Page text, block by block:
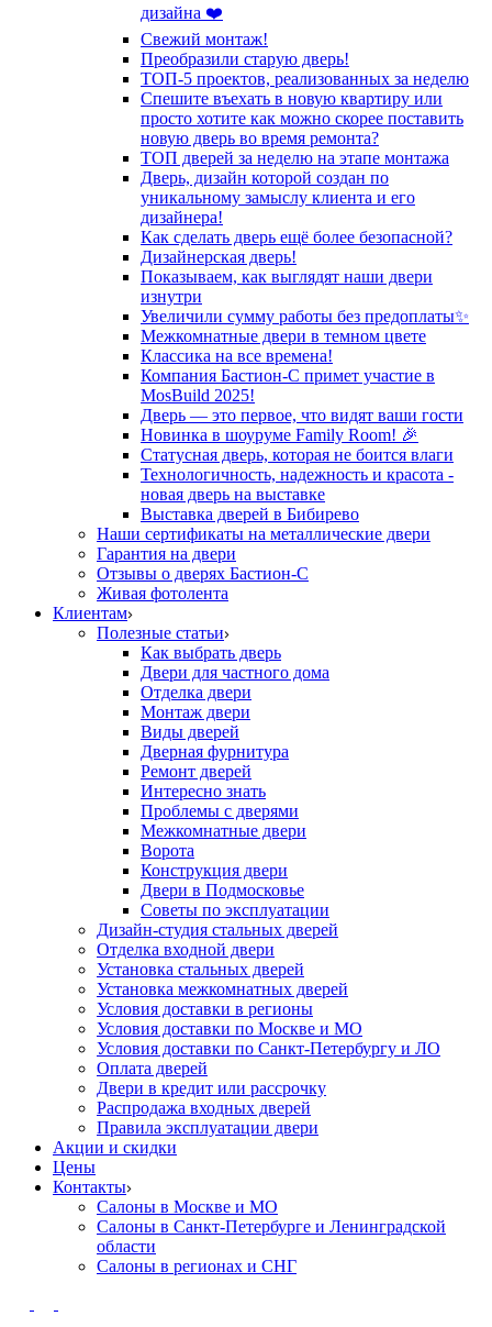
дизайна ❤️
Свежий монтаж!
Преобразили старую дверь!
ТОП-5 проектов, реализованных за неделю
Спешите въехать в новую квартиру или
просто хотите как можно скорее поставить
новую дверь во время ремонта?
ТОП дверей за неделю на этапе монтажа
Дверь, дизайн которой создан по
уникальному замыслу клиента и его
дизайнера!
Как сделать дверь ещё более безопасной?
Дизайнерская дверь!
Показываем, как выглядят наши двери
изнутри
Увеличили сумму работы без предоплаты✨
Межкомнатные двери в темном цвете
Классика на все времена!
Компания Бастион-С примет участие в
MosBuild 2025!
Дверь — это первое, что видят ваши гости
Новинка в шоуруме Family Room! 🎉
Статусная дверь, которая не боится влаги
Технологичность, надежность и красота -
новая дверь на выставке
Выставка дверей в Бибирево
Наши сертификаты на металлические двери
Гарантия на двери
Отзывы о дверях Бастион-С
Живая фотолента
Клиентам
Полезные статьи
Как выбрать дверь
Двери для частного дома
Отделка двери
Монтаж двери
Виды дверей
Дверная фурнитура
Ремонт дверей
Интересно знать
Проблемы с дверями
Межкомнатные двери
Ворота
Конструкция двери
Двери в Подмосковье
Cоветы по эксплуатации
Дизайн-студия стальных дверей
Отделка входной двери
Установка стальных дверей
Установка межкомнатных дверей
Условия доставки в регионы
Условия доставки по Москве и МО
Условия доставки по Санкт-Петербургу и ЛО
Оплата дверей
Двери в кредит или рассрочку
Распродажа входных дверей
Правила эксплуатации двери
Акции и скидки
Цены
Контакты
Салоны в Москве и МО
Салоны в Санкт-Петербурге и Ленинградской
области
Салоны в регионах и СНГ